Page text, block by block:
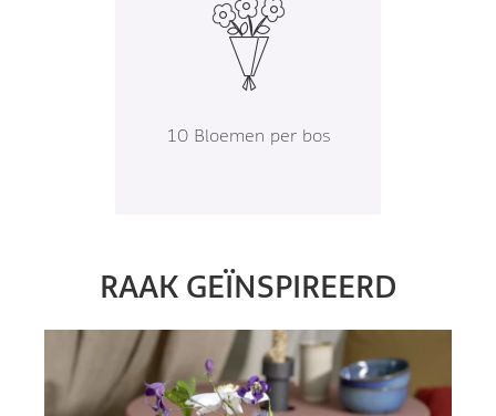
10 Bloemen per bos
RAAK GEÏNSPIREERD